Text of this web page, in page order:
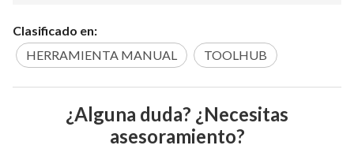
Clasificado en:
HERRAMIENTA MANUAL
TOOLHUB
¿Alguna duda? ¿Necesitas
asesoramiento?